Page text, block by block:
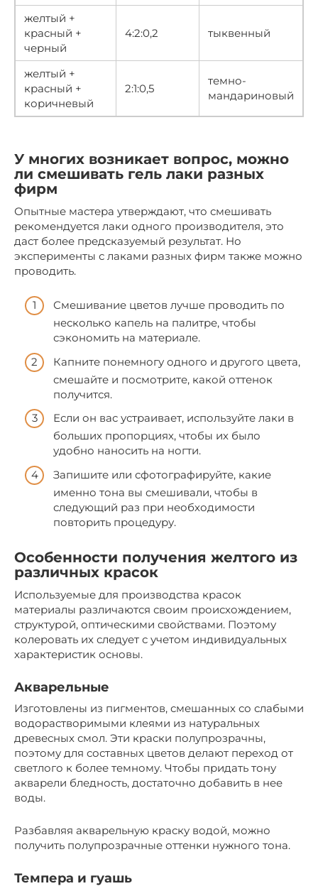
желтый +
красный +
черный
4:2:0,2 тыквенный
желтый +
красный +
коричневый
2:1:0,5
темно-
мандариновый
У многих возникает вопрос, можно
ли смешивать гель лаки разных
фирм
Опытные мастера утверждают, что смешивать
рекомендуется лаки одного производителя, это
даст более предсказуемый результат. Но
эксперименты с лаками разных фирм также можно
проводить.
Смешивание цветов лучше проводить по
несколько капель на палитре, чтобы
сэкономить на материале.
Капните понемногу одного и другого цвета,
смешайте и посмотрите, какой оттенок
получится.
Если он вас устраивает, используйте лаки в
больших пропорциях, чтобы их было
удобно наносить на ногти.
Запишите или сфотографируйте, какие
именно тона вы смешивали, чтобы в
следующий раз при необходимости
повторить процедуру.
Особенности получения желтого из
различных красок
Используемые для производства красок
материалы различаются своим происхождением,
структурой, оптическими свойствами. Поэтому
колеровать их следует с учетом индивидуальных
характеристик основы.
Акварельные
Изготовлены из пигментов, смешанных со слабыми
водорастворимыми клеями из натуральных
древесных смол. Эти краски полупрозрачны,
поэтому для составных цветов делают переход от
светлого к более темному. Чтобы придать тону
акварели бледность, достаточно добавить в нее
воды.
Разбавляя акварельную краску водой, можно
получить полупрозрачные оттенки нужного тона.
Темпера и гуашь